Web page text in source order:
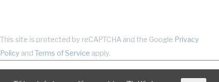
This site is protected by reCAPTCHA and the Google Privacy
Policy and Terms of Service apply.